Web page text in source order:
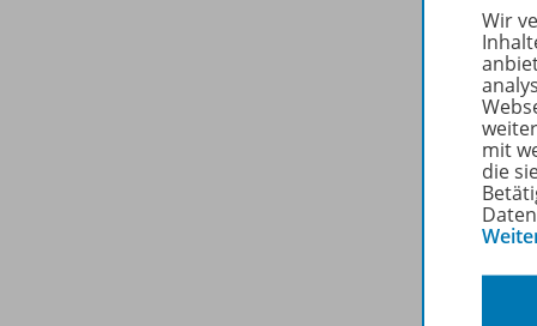
Wir
mit
die